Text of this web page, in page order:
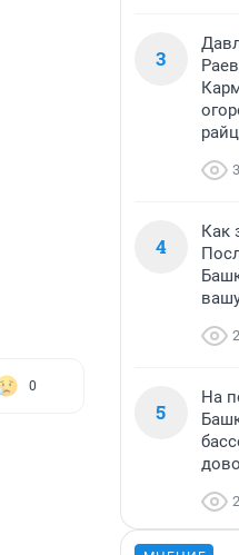
0
3
4
Как
5
На